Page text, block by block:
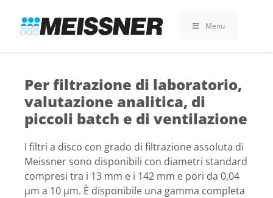
search
footer
contenuto
Menu
Per filtrazione di laboratorio,
valutazione analitica, di
piccoli batch e di ventilazione
I filtri a disco con grado di filtrazione assoluta di
Meissner sono disponibili con diametri standard
compresi tra i 13 mm e i 142 mm e pori da 0,04
µm a 10 µm. È disponibile una gamma completa